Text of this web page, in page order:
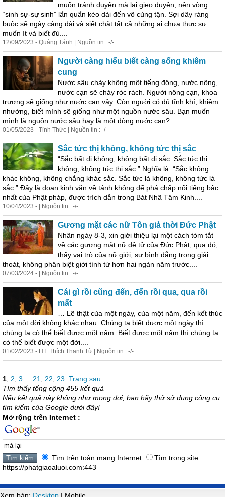
muốn tránh duyên mà lại gieo duyên, nên vòng
“sinh sự-sự sinh” lẩn quẩn kéo dài đến vô cùng tận. Sợi dây ràng
buộc sẽ ngày càng dài và siết chặt tất cả những ai chưa thực sự
muốn ít và biết đủ....
12/09/2023 - Quảng Tánh | Nguồn tin : -/-
Người càng hiểu biết càng sống khiêm
cung
Nước sâu chảy không một tiếng động, nước nông,
nước cạn sẽ chảy róc rách. Người nông cạn, khoa
trương sẽ giống như nước cạn vậy. Còn người có đủ tĩnh khí, khiêm
nhường, biết mình sẽ giống như một nguồn nước sâu. Bạn muốn
mình là nguồn nước sâu hay là một dòng nước cạn?...
01/05/2023 - Tỉnh Thức | Nguồn tin : -/-
Sắc tức thị không, không tức thị sắc
“Sắc bất dị không, không bất dị sắc. Sắc tức thị
không, không tức thị sắc.” Nghĩa là: “Sắc không
khác không, không chẳng khác sắc. Sắc tức là không, không tức là
sắc.” Đây là đoạn kinh văn về tánh không để phá chấp nổi tiếng bậc
nhất của Phật pháp, được trích dẫn trong Bát Nhã Tâm Kinh....
10/04/2023 - | Nguồn tin : -/-
Gương mặt các nữ Tôn giả thời Đức Phật
Nhân ngày 8-3, xin giới thiệu lại một cách tóm tắt
về các gương mặt nữ đệ tử của Đức Phật, qua đó,
thấy vai trò của nữ giới, sự bình đẳng trong giải
thoát, không phân biệt giới tính từ hơn hai ngàn năm trước....
07/03/2024 - | Nguồn tin : -/-
Cái gì rồi cũng đến, đến rồi qua, qua rồi
mất
… Lẽ thật của một ngày, của một năm, đến kết thúc
của một đời không khác nhau. Chúng ta biết được một ngày thì
chúng ta có thể biết được một năm. Biết được một năm thì chúng ta
có thể biết được một đời....
01/02/2023 - HT. Thích Thanh Từ | Nguồn tin : -/-
1 2 3 21 22 23 Trang sau
Tìm thấy tổng cộng 455 kết quả
Nếu kết quả này không như mong đợi, bạn hãy thử sử dụng công cụ
tìm kiếm của Google dưới đây!
Mở rộng trên Internet :
Tìm trên toàn mạng Internet
Tìm trong site
https://phatgiaoaluoi.com:443